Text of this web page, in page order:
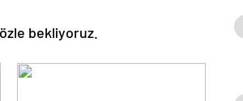
bekliyoruz.